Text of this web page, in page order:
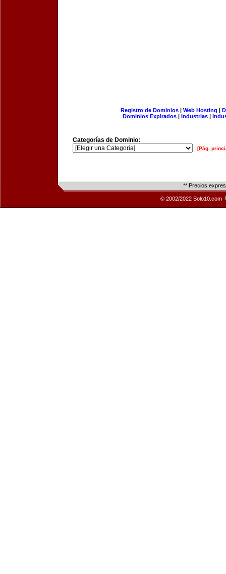
Registro de Dominios| Web Hosting |
Dominios Expirados | Industrias |
Categorías de Dominio:
[Pág.
** Precios
© 2002/2022 Solo10.com